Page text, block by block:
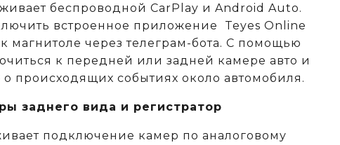
беспроводной CarPlay и Android Auto.
встроенное приложение Teyes Online
магнитоле через телеграм-бота. С помощью
к передней или задней камере авто и
о происходящих событиях около автомобиля.
заднего вида и регистратор
подключение камер по аналоговому